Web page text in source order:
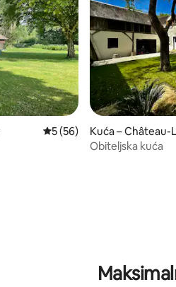
Prosječna ocjena: 5/5,
5 (56)
Kuća – Château-
Obiteljska kuća